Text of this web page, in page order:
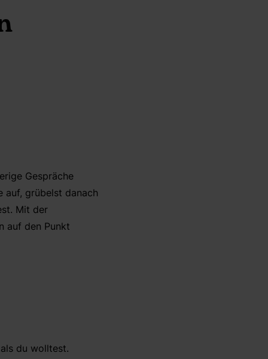
Gespräche
auf, grübelst danach
Mit der
auf den Punkt
du wolltest.